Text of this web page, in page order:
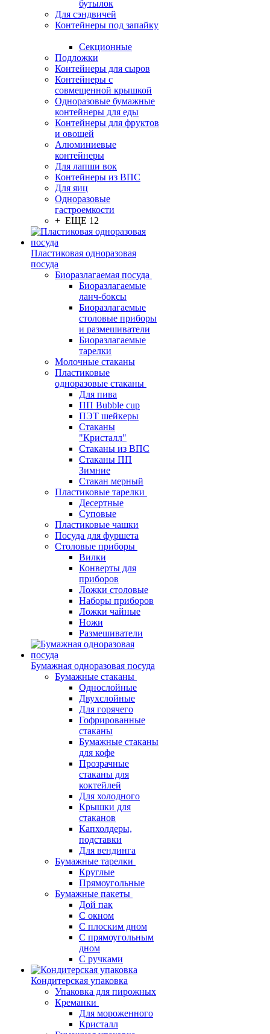
бутылок
Для сэндвичей
Контейнеры под запайку
Секционные
Подложки
Контейнеры для сыров
Контейнеры с
совмещенной крышкой
Одноразовые бумажные
контейнеры для еды
Контейнеры для фруктов
и овощей
Алюминиевые
контейнеры
Для лапши вок
Контейнеры из ВПС
Для яиц
Одноразовые
гастроемкости
+ ЕЩЕ 12
Пластиковая одноразовая
посуда
Биоразлагаемая посуда
Биоразлагаемые
ланч-боксы
Биоразлагаемые
столовые приборы
и размешиватели
Биоразлагаемые
тарелки
Молочные стаканы
Пластиковые
одноразовые стаканы
Для пива
ПП Bubble cup
ПЭТ шейкеры
Стаканы
"Кристалл"
Стаканы из ВПС
Стаканы ПП
Зимние
Стакан мерный
Пластиковые тарелки
Десертные
Суповые
Пластиковые чашки
Посуда для фуршета
Столовые приборы
Вилки
Конверты для
приборов
Ложки столовые
Наборы приборов
Ложки чайные
Ножи
Размешиватели
Бумажная одноразовая посуда
Бумажные стаканы
Однослойные
Двухслойные
Для горячего
Гофрированные
стаканы
Бумажные стаканы
для кофе
Прозрачные
стаканы для
коктейлей
Для холодного
Крышки для
стаканов
Капхолдеры,
подставки
Для вендинга
Бумажные тарелки
Круглые
Прямоугольные
Бумажные пакеты
Дой пак
С окном
С плоским дном
С прямоугольным
дном
С ручками
Кондитерская упаковка
Упаковка для пирожных
Креманки
Для мороженного
Кристалл